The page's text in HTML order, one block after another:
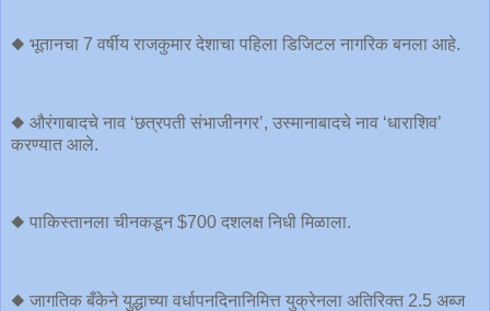
◆ भूतानचा 7 वर्षीय राजकुमार देशाचा पहिला डिजिटल नागरिक बनला आहे.
◆ औरंगाबादचे नाव ‘छत्रपती संभाजीनगर’, उस्मानाबादचे नाव ‘धाराशिव’
करण्यात आले.
◆ पाकिस्तानला चीनकडून $700 दशलक्ष निधी मिळाला.
◆ जागतिक बँकेने युद्धाच्या वर्धापनदिनानिमित्त युक्रेनला अतिरिक्त 2.5 अब्ज